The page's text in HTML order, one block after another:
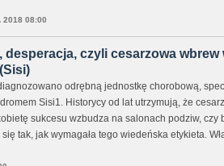
2018 08:00
desperacja, czyli cesarzowa wbrew
odrębną jednostkę chorobową,
Sisi1. Historycy od lat utrzymują, że
sukcesu wzbudza na salonach podziw, czy
tak, jak wymagała tego wiedeńska etykieta.